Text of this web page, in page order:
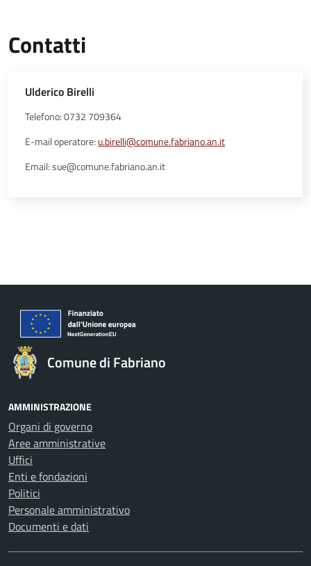
Contatti
Ulderico Birelli
Telefono: 0732 709364
E-mail operatore: u.birelli@comune.fabriano.an.it
Email: sue@comune.fabriano.an.it
Comune di Fabriano
AMMINISTRAZIONE
Organi di governo
Aree amministrative
Uffici
Enti e fondazioni
Politici
Personale amministrativo
Documenti e dati